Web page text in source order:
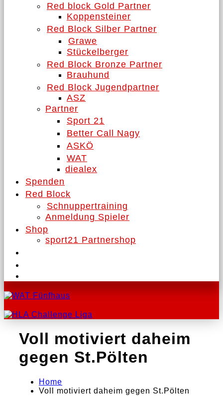
Red block Gold Partner
Koppensteiner
Red Block Silber Partner
Grawe
Stückelberger
Red Block Bronze Partner
Brauhund
Red Block Jugendpartner
ASZ
Partner
Sport 21
Better Call Nagy
ASKÖ
WAT
diealex
Spenden
Red Block
Schnuppertraining
Anmeldung Spieler
Shop
sport21 Partnershop
Voll motiviert daheim
gegen St.Pölten
Home
Voll motiviert daheim gegen St.Pölten